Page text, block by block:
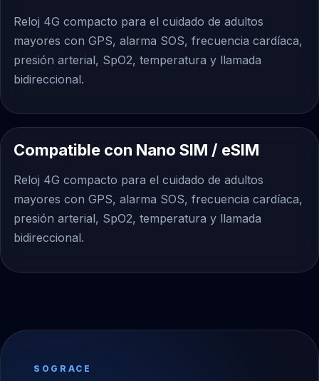
Reloj 4G compacto para el cuidado de adultos
mayores con GPS, alarma SOS, frecuencia cardíaca,
presión arterial, SpO2, temperatura y llamada
bidireccional.
Compatible con Nano SIM / eSIM
Reloj 4G compacto para el cuidado de adultos
mayores con GPS, alarma SOS, frecuencia cardíaca,
presión arterial, SpO2, temperatura y llamada
bidireccional.
SOGRACE